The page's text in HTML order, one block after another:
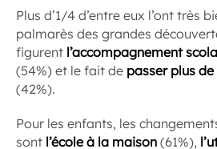
Plus d’1/4 d’entre eux l’ont très
palmarès des grandes
figurent l’accompagnement
(54%) et le fait de passer plus
(42%).
Pour les enfants, les
sont l’école à la maison (61%),